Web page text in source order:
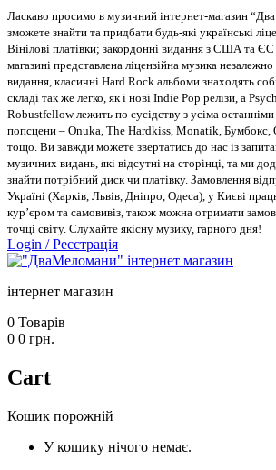
Ласкаво просимо в музичний інтернет-магазин
зможете знайти та придбати будь-які українські
Вінілові платівки; закордонні видання з США та ЄС
магазині представлена ліцензійна музика
видання, класичні Hard Rock альбоми знаходять
складі так же легко, як і нові Indie Pop релізи, а
Robustfellow лежить по сусідству з усіма останніми
попсцени – Onuka, The Hardkiss, Monatik, Бумбокс,
тощо. Ви завжди можете звертатись до нас із
музичних видань, які відсутні на сторінці, та ми
знайти потрібний диск чи платівку. Замовлення
Україні (Харків, Львів, Дніпро, Одеса), у Києві
кур’єром та самовивіз, також можна отримати
точці світу. Слухайте якісну музику, гарного дня!
Login /Реєстрація
інтернет магазин
0 Товарів
0 0 грн.
Cart
Кошик порожній
У кошику нічого немає.